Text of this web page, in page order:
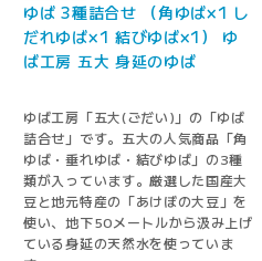
ゆば 3種詰合せ （角ゆば×1 し
だれゆば×1 結びゆば×1） ゆ
ば工房 五大 身延のゆば
ゆば工房「五大(ごだい)」の「ゆば
詰合せ」です。五大の人気商品「角
ゆば・垂れゆば・結びゆば」の3種
類が入っています。厳選した国産大
豆と地元特産の「あけぼの大豆」を
使い、地下50メートルから汲み上げ
ている身延の天然水を使っていま